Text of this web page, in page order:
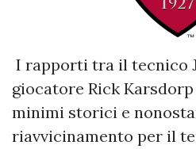
I rapporti tra il tecnico
giocatore Rick
minimi storici e
riavvicinamento per il